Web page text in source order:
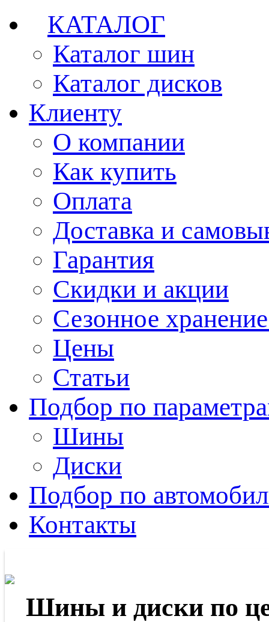
КАТАЛОГ
Каталог шин
Каталог дисков
Клиенту
О компании
Как купить
Оплата
Доставка и
Гарантия
Скидки и акции
Сезонное
Цены
Статьи
Подбор по
Шины
Диски
Подбор по
Контакты
Шины и диски по